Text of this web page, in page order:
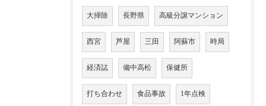
大掃除 長野県 高級分譲マンション
西宮 芦屋 三田 阿蘇市 時局
経済誌 備中高松 保健所
打ち合わせ 食品事故 1年点検